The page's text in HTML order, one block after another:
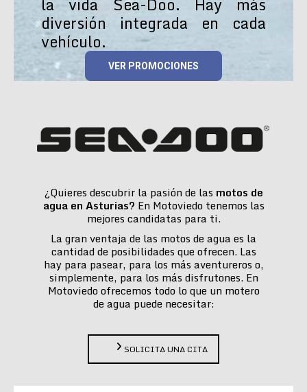
diversión integrada en cada
vehículo.
VER PROMOCIONES
¿Quieres descubrir la pasión de las motos de
agua en Asturias? En Motoviedo tenemos las
mejores candidatas para ti.
La gran ventaja de las motos de agua es la
cantidad de posibilidades que ofrecen. Las
hay para pasear, para los más aventureros o,
simplemente, para los más disfrutones. En
Motoviedo ofrecemos todo lo que un motero
de agua puede necesitar:
SOLICITA UNA CITA